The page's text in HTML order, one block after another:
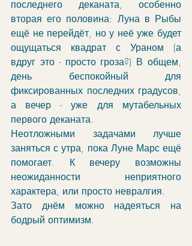
последнего деканата, особенно
вторая его половина: Луна в Рыбы
ещё не перейдёт, но у неё уже будет
ощущаться квадрат с Ураном (а
вдруг это - просто гроза?) В общем,
день беспокойный для
фиксированных последних градусов,
а вечер - уже для мутабельных
первого деканата.
Неотложными задачами лучше
заняться с утра, пока Луне Марс ещё
помогает. К вечеру возможны
неожиданности неприятного
характера, или просто невралгия.
Зато днём можно надеяться на
бодрый оптимизм.